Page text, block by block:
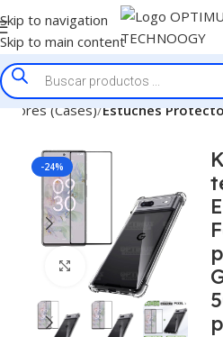
Skip to navigation
Skip to main content
(Cases) Estuches
-24%
Click to enlarge